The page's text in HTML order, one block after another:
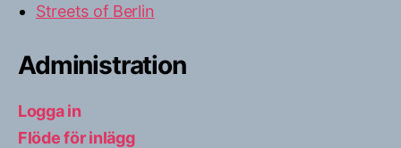
Streets of Berlin
Administration
Logga in
Flöde för inlägg